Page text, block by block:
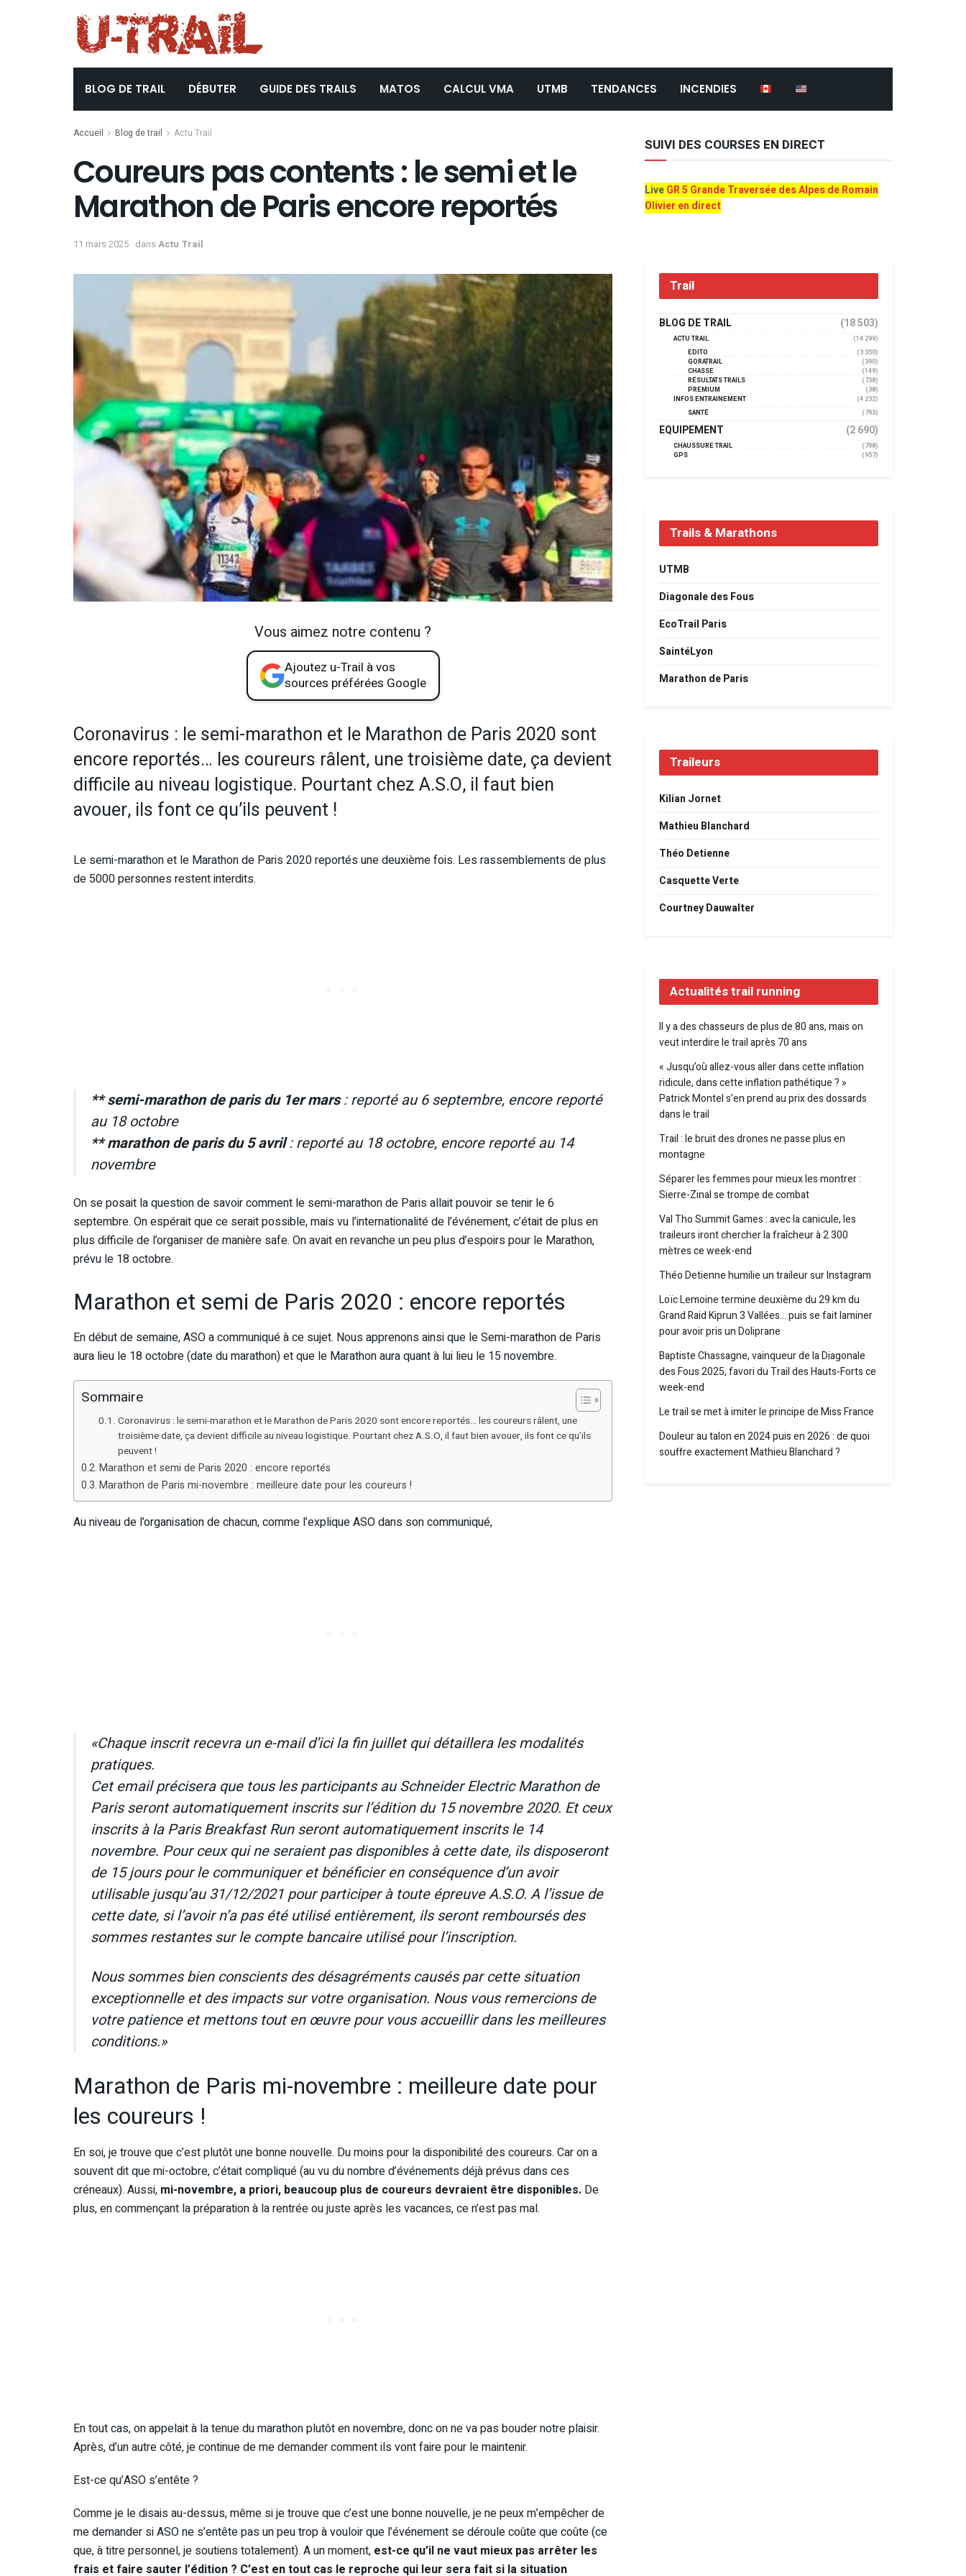
BLOG DE TRAIL DÉBUTER GUIDE DES TRAILS MATOS CALCUL VMA UTMB TENDANCES INCENDIES
Accueil Blog de trail Actu Trail
Coureurs pas contents : le semi et le
Marathon de Paris encore reportés
11 mars 2025 dansActu Trail
Vous aimez notre contenu ?
Ajoutez u-Trail à vos
sources préférées Google
Coronavirus : le semi-marathon et le Marathon de Paris 2020 sont
encore reportés… les coureurs râlent, une troisième date, ça devient
difficile au niveau logistique. Pourtant chez A.S.O, il faut bien
avouer, ils font ce qu’ils peuvent !
Le semi-marathon et le Marathon de Paris 2020 reportés une deuxième fois. Les rassemblements de plus
de 5000 personnes restent interdits.
** semi-marathon de paris du 1er mars: reporté au 6 septembre, encore reporté
au 18 octobre
** marathon de paris du 5 avril: reporté au 18 octobre, encore reporté au 14
novembre
On se posait la question de savoir comment le semi-marathon de Paris allait pouvoir se tenir le 6
septembre. On espérait que ce serait possible, mais vu l’internationalité de l’événement, c’était de plus en
plus difficile de l’organiser de manière safe. On avait en revanche un peu plus d’espoirs pour le Marathon,
prévu le 18 octobre.
Marathon et semi de Paris 2020 : encore reportés
En début de semaine, ASO a communiqué à ce sujet. Nous apprenons ainsi que le Semi-marathon de Paris
aura lieu le 18 octobre (date du marathon) et que le Marathon aura quant à lui lieu le 15 novembre.
Sommaire
Coronavirus : le semi-marathon et le Marathon de Paris 2020 sont encore reportés… les coureurs râlent, une
troisième date, ça devient difficile au niveau logistique. Pourtant chez A.S.O, il faut bien avouer, ils font ce qu’ils
peuvent !
Marathon et semi de Paris 2020 : encore reportés
Marathon de Paris mi-novembre : meilleure date pour les coureurs !
Au niveau de l’organisation de chacun, comme l’explique ASO dans son communiqué,
«Chaque inscrit recevra un e-mail d’ici la fin juillet qui détaillera les modalités
pratiques.
Cet email précisera que tous les participants au Schneider Electric Marathon de
Paris seront automatiquement inscrits sur l’édition du 15 novembre 2020. Et ceux
inscrits à la Paris Breakfast Run seront automatiquement inscrits le 14
novembre. Pour ceux qui ne seraient pas disponibles à cette date, ils disposeront
de 15 jours pour le communiquer et bénéficier en conséquence d’un avoir
utilisable jusqu’au 31/12/2021 pour participer à toute épreuve A.S.O. A l’issue de
cette date, si l’avoir n’a pas été utilisé entièrement, ils seront remboursés des
sommes restantes sur le compte bancaire utilisé pour l’inscription.
Nous sommes bien conscients des désagréments causés par cette situation
exceptionnelle et des impacts sur votre organisation. Nous vous remercions de
votre patience et mettons tout en œuvre pour vous accueillir dans les meilleures
conditions.»
Marathon de Paris mi-novembre : meilleure date pour
les coureurs !
En soi, je trouve que c’est plutôt une bonne nouvelle. Du moins pour la disponibilité des coureurs. Car on a
souvent dit que mi-octobre, c’était compliqué (au vu du nombre d’événements déjà prévus dans ces
créneaux). Aussi, mi-novembre, a priori, beaucoup plus de coureurs devraient être disponibles. De
plus, en commençant la préparation à la rentrée ou juste après les vacances, ce n’est pas mal.
En tout cas, on appelait à la tenue du marathon plutôt en novembre, donc on ne va pas bouder notre plaisir.
Après, d’un autre côté, je continue de me demander comment ils vont faire pour le maintenir.
Est-ce qu’ASO s’entête ?
Comme je le disais au-dessus, même si je trouve que c’est une bonne nouvelle, je ne peux m’empêcher de
me demander si ASO ne s’entête pas un peu trop à vouloir que l’événement se déroule coûte que coûte (ce
que, à titre personnel, je soutiens totalement). A un moment, est-ce qu’il ne vaut mieux pas arrêter les
frais et faire sauter l’édition ? C’est en tout cas le reproche qui leur sera fait si la situation
SUIVI DES COURSES EN DIRECT
LiveGR 5 Grande Traversée des Alpes de Romain
Olivier en direct
Trail
BLOG DE TRAIL (18 503)
ACTU TRAIL
(14 299)
EDITO
(3 350)
GORATRAIL
(390)
CHASSE
(149)
RÉSULTATS TRAILS
(738)
PREMIUM
(38)
INFOS ENTRAINEMENT
(4 232)
SANTÉ
(793)
EQUIPEMENT (2 690)
CHAUSSURE TRAIL
(798)
GPS
(957)
Trails & Marathons
UTMB
Diagonale des Fous
EcoTrail Paris
SaintéLyon
Marathon de Paris
Traileurs
Kilian Jornet
Mathieu Blanchard
Théo Detienne
Casquette Verte
Courtney Dauwalter
Actualités trail running
Il y a des chasseurs de plus de 80 ans, mais on
veut interdire le trail après 70 ans
« Jusqu’où allez-vous aller dans cette inflation
ridicule, dans cette inflation pathétique ? »
Patrick Montel s’en prend au prix des dossards
dans le trail
Trail : le bruit des drones ne passe plus en
montagne
Séparer les femmes pour mieux les montrer :
Sierre-Zinal se trompe de combat
Val Tho Summit Games : avec la canicule, les
traileurs iront chercher la fraîcheur à 2 300
mètres ce week-end
Théo Detienne humilie un traileur sur Instagram
Loïc Lemoine termine deuxième du 29 km du
Grand Raid Kiprun 3 Vallées… puis se fait laminer
pour avoir pris un Doliprane
Baptiste Chassagne, vainqueur de la Diagonale
des Fous 2025, favori du Trail des Hauts-Forts ce
week-end
Le trail se met à imiter le principe de Miss France
Douleur au talon en 2024 puis en 2026 : de quoi
souffre exactement Mathieu Blanchard ?